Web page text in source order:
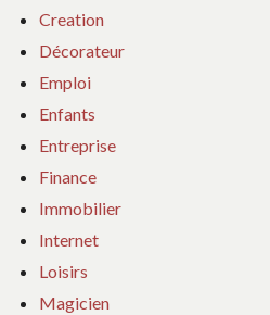
Creation
Décorateur
Emploi
Enfants
Entreprise
Finance
Immobilier
Internet
Loisirs
Magicien